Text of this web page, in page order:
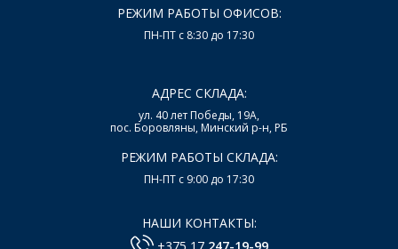
РЕЖИМ РАБОТЫ ОФИСОВ:
ПН-ПТ с 8:30 до 17:30
АДРЕС СКЛАДА:
ул. 40 лет Победы, 19А,
пос. Боровляны, Минский р-н, РБ
РЕЖИМ РАБОТЫ СКЛАДА:
ПН-ПТ с 9:00 до 17:30
НАШИ КОНТАКТЫ: